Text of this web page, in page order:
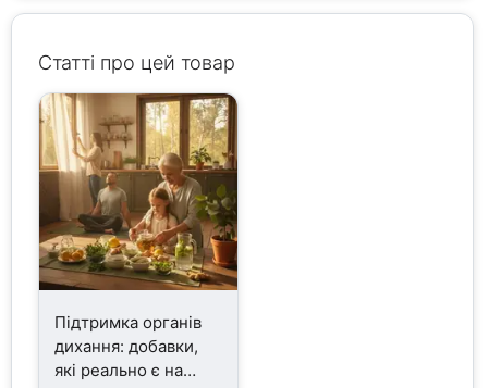
Статті про цей товар
Підтримка органів
дихання: добавки,
які реально є на